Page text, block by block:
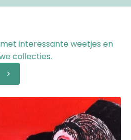
interessante weetjes en
collecties.